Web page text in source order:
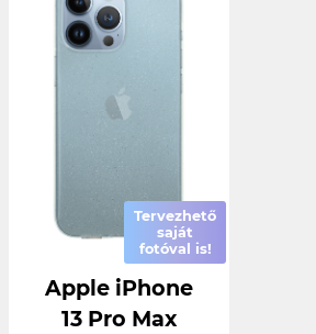
Tervezhető
saját
fotóval is!
Apple iPhone
13 Pro Max